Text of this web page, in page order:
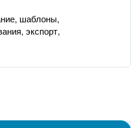
шаблоны,
экспорт,